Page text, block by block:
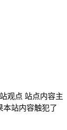
观点 站点内容主
本站内容触犯了